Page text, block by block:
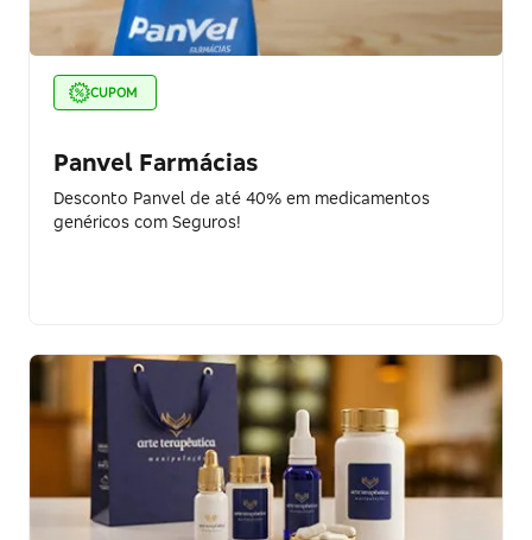
CUPOM
Panvel Farmácias
Desconto Panvel de até 40% em medicamentos
genéricos com Seguros!